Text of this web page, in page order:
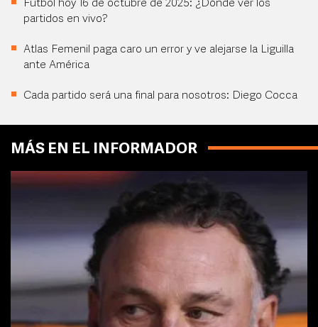
Futbol hoy 16 de octubre de 2025: ¿Dónde ver los
partidos en vivo?
Atlas Femenil paga caro un error y ve alejarse la Liguilla
ante América
Cada partido será una final para nosotros: Diego Cocca
MÁS EN EL INFORMADOR